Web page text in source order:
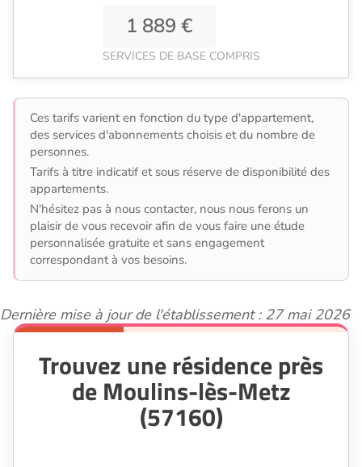
1 889 €
SERVICES DE BASE COMPRIS
Ces tarifs varient en fonction du type d'appartement,
des services d'abonnements choisis et du nombre de
personnes.
Tarifs à titre indicatif et sous réserve de disponibilité des
appartements.
N'hésitez pas à nous contacter, nous nous ferons un
plaisir de vous recevoir afin de vous faire une étude
personnalisée gratuite et sans engagement
correspondant à vos besoins.
Dernière mise à jour de l'établissement : 27 mai 2026
Trouvez une résidence près
de Moulins-lès-Metz
(57160)